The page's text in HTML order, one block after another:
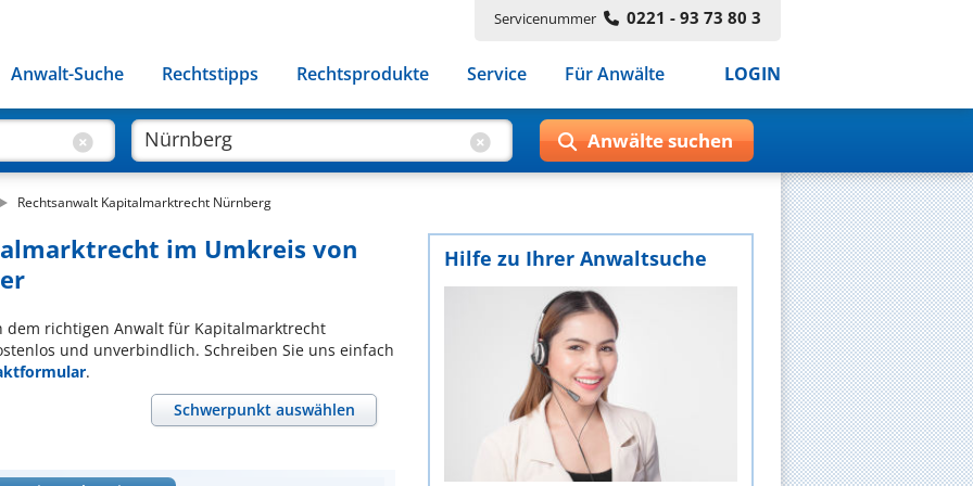
Servicenummer 0221 - 93 73 80 3
Anwalt-Suche Rechtstipps Rechtsprodukte Service Für Anwälte LOGIN
Rechtsanwalt Kapitalmarktrecht Nürnberg
im Umkreis von
dem richtigen Anwalt für Kapitalmarktrecht
und unverbindlich. Schreiben Sie uns einfach
.
Schwerpunkt auswählen
Hilfe zu Ihrer Anwaltsuche